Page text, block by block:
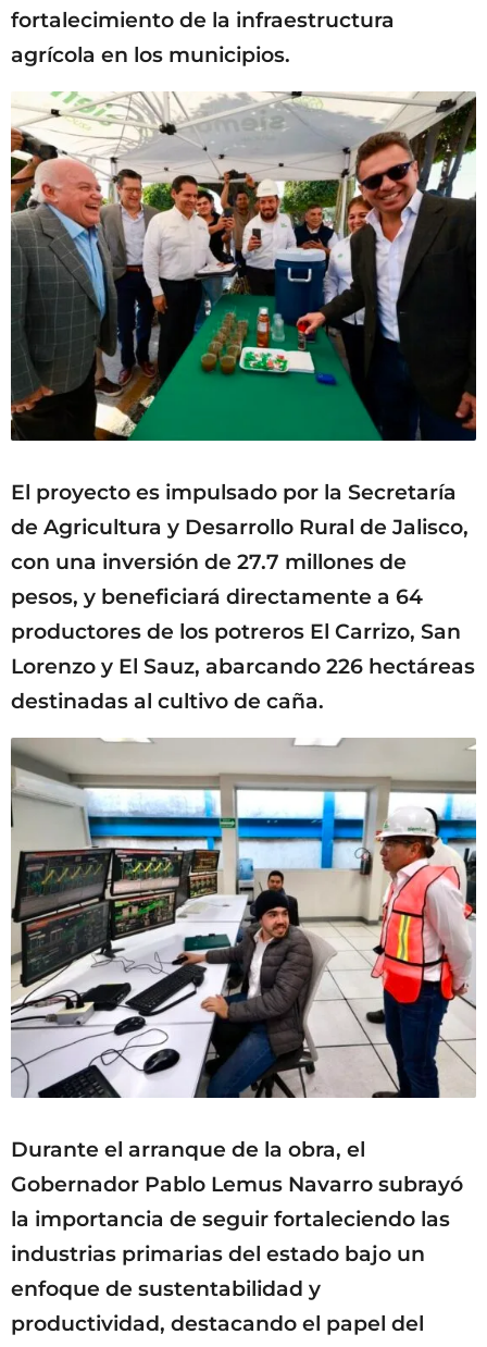
fortalecimiento de la infraestructura
agrícola en los municipios.
El proyecto es impulsado por la Secretaría
de Agricultura y Desarrollo Rural de Jalisco,
con una inversión de 27.7 millones de
pesos, y beneficiará directamente a 64
productores de los potreros El Carrizo, San
Lorenzo y El Sauz, abarcando 226 hectáreas
destinadas al cultivo de caña.
Durante el arranque de la obra, el
Gobernador Pablo Lemus Navarro subrayó
la importancia de seguir fortaleciendo las
industrias primarias del estado bajo un
enfoque de sustentabilidad y
productividad, destacando el papel del